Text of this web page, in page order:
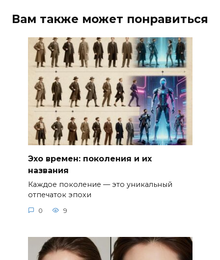
Вам также может понравиться
Эхо времен: поколения и их
названия
Каждое поколение — это уникальный
отпечаток эпохи
0 9